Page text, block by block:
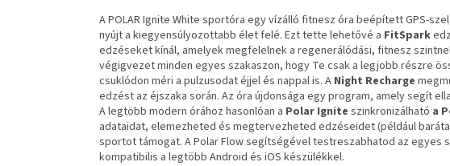
A POLAR Ignite White sportóra egy vízálló fitnesz óra beépített GPS-
nyújt a kiegyensúlyozottabb élet felé. Ezt tette lehetővé a FitSpark
edzéseket kínál, amelyek megfelelnek a regenerálódási, fitnesz
végigvezet minden egyes szakaszon, hogy Te csak a legjobb részre
csuklódon méri a pulzusodat éjjel és nappal is. A Night Recharge
edzést az éjszaka során. Az óra újdonsága egy program, amely segít
A legtöbb modern órához hasonlóan a Polar Ignite szinkronizálható a
adataidat, elemezheted és megtervezheted edzéseidet (például
sportot támogat. A Polar Flow segítségével testreszabhatod az egyes
kompatibilis a legtöbb Android és iOS készülékkel.